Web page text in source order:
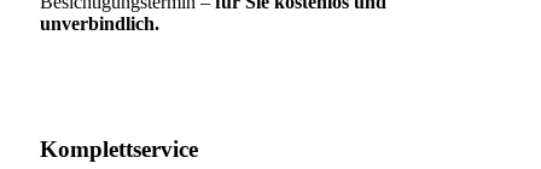
unverbindlich.
Komplettservice​